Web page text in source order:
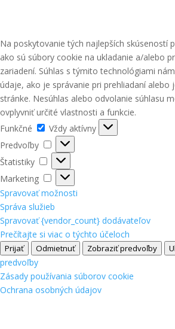
Na poskytovanie tých najlepších skúseností
ako sú súbory cookie na ukladanie a/alebo
zariadení. Súhlas s týmito technológiami
údaje, ako je správanie pri prehliadaní alebo
stránke. Nesúhlas alebo odvolanie súhlasu
ovplyvniť určité vlastnosti a funkcie.
Funkčné
Funkčné
Vždy aktívny
Predvoľby
Predvoľby
Štatistiky
Štatistiky
Marketing
Marketing
Spravovať možnosti
Správa služieb
Spravovať {vendor_count} dodávateľov
Prečítajte si viac o týchto účeloch
Prijať Odmietnuť Zobraziť predvoľby
predvoľby
Zásady používania súborov cookie
Ochrana osobných údajov